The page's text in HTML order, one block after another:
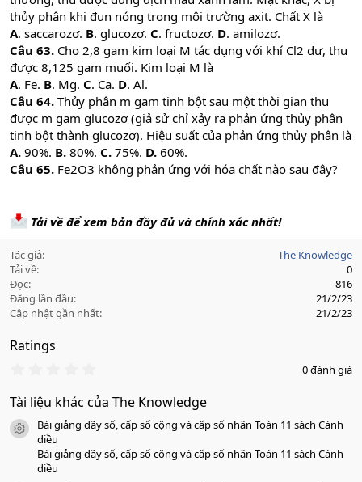
thủy phân khi đun nóng trong môi trường axit. Chất X là
A. saccarozơ. B. glucozơ. C. fructozơ. D. amilozơ.
Câu 63. Cho 2,8 gam kim loại M tác dụng với khí Cl2 dư, thu
được 8,125 gam muối. Kim loại M là
A. Fe. B. Mg. C. Ca. D. Al.
Câu 64. Thủy phân m gam tinh bột sau một thời gian thu
được m gam glucozơ (giả sử chỉ xảy ra phản ứng thủy phân
tinh bột thành glucozơ). Hiệu suất của phản ứng thủy phân là
A. 90%. B. 80%. C. 75%. D. 60%.
Câu 65. Fe2O3 không phản ứng với hóa chất nào sau đây?
Tải về để xem bản đầy đủ và chính xác nhất!
Tác giả
The Knowledge
Tải về
0
Đọc
816
Đăng lần đầu
21/2/23
Cập nhật gần nhất
21/2/23
Ratings
0
0
a
0 đánh giá
Tài liệu khác của The Knowledge
icon tài liệu
Bài giảng dãy số, cấp số cộng và cấp số nhân Toán 11 sách Cánh
diều
Bài giảng dãy số, cấp số cộng và cấp số nhân Toán 11 sách Cánh
diều